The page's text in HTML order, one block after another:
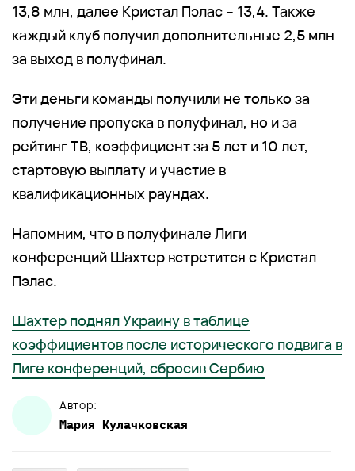
13,8 млн, далее Кристал Пэлас – 13,4. Также
каждый клуб получил дополнительные 2,5 млн
за выход в полуфинал.
Эти деньги команды получили не только за
получение пропуска в полуфинал, но и за
рейтинг ТВ, коэффициент за 5 лет и 10 лет,
стартовую выплату и участие в
квалификационных раундах.
Напомним, что в полуфинале Лиги
конференций Шахтер встретится с Кристал
Пэлас.
Шахтер поднял Украину в таблице
коэффициентов после исторического подвига в
Лиге конференций, сбросив Сербию
Автор:
Мария Кулачковская